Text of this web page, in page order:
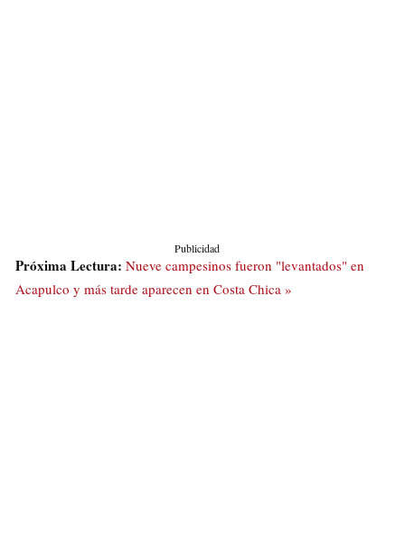
Publicidad
Próxima Lectura: Nueve campesinos fueron "levantados" en
Acapulco y más tarde aparecen en Costa Chica »